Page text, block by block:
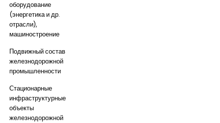
оборудование
(энергетика и др.
отрасли),
машиностроение
Подвижный состав
железнодорожной
промышленности
Стационарные
инфраструктурные
объекты
железнодорожной